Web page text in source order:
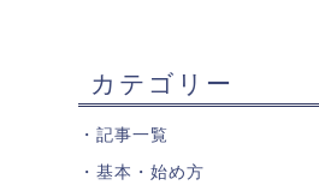
カテゴリー
・ 記事一覧
・ 基本・始め方